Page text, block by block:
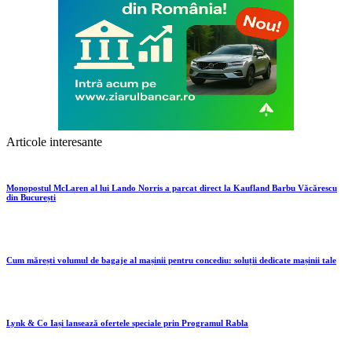
Articole interesante
Monopostul McLaren al lui Lando Norris a parcat direct la Kaufland Barbu Văcărescu
din București
Cum mărești volumul de bagaje al mașinii pentru concediu: soluții dedicate mașinii tale
Lynk & Co Iași lansează ofertele speciale prin Programul Rabla